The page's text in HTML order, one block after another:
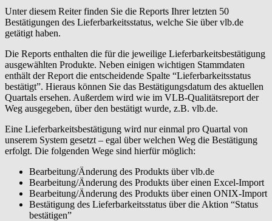
Unter diesem Reiter finden Sie die Reports Ihrer letzten 50
Bestätigungen des Lieferbarkeitsstatus, welche Sie über vlb.de
getätigt haben.
Die Reports enthalten die für die jeweilige Lieferbarkeitsbestätigung
ausgewählten Produkte. Neben einigen wichtigen Stammdaten
enthält der Report die entscheidende Spalte “Lieferbarkeitsstatus
bestätigt”. Hieraus können Sie das Bestätigungsdatum des aktuellen
Quartals ersehen. Außerdem wird wie im VLB-Qualitätsreport der
Weg ausgegeben, über den bestätigt wurde, z.B. vlb.de.
Eine Lieferbarkeitsbestätigung wird nur einmal pro Quartal von
unserem System gesetzt – egal über welchen Weg die Bestätigung
erfolgt. Die folgenden Wege sind hierfür möglich:
Bearbeitung/Änderung des Produkts über vlb.de
Bearbeitung/Änderung des Produkts über einen Excel-Import
Bearbeitung/Änderung des Produkts über einen ONIX-Import
Bestätigung des Lieferbarkeitsstatus über die Aktion “Status
bestätigen”